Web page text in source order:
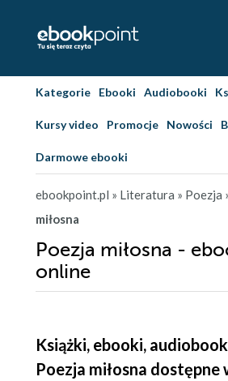
Kategorie Ebooki Audiobooki
Kursy video Promocje Nowości
Darmowe ebooki
ebookpoint.pl » Literatura » Poezja
miłosna
Poezja miłosna -
online
Książki, ebooki,
Poezja miłosna dostępne